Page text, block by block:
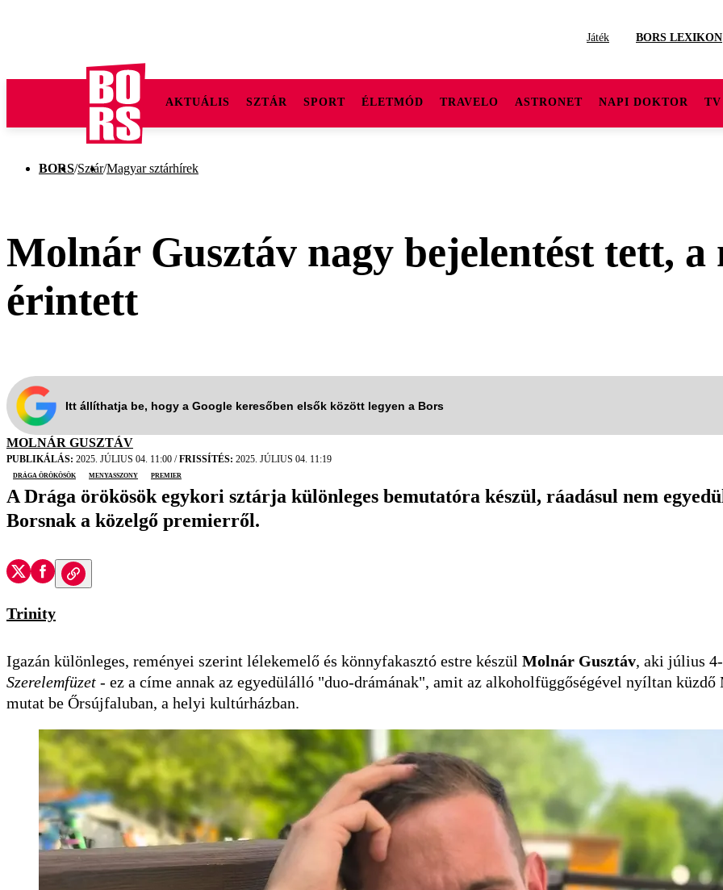
Játék BORS LEXIKON
AKTUÁLIS SZTÁR SPORT ÉLETMÓD TRAVELO ASTRONET NAPI DOKTOR TV
BORS/Sztár/Magyar sztárhírek
Molnár Gusztáv nagy bejelentést tett, a
érintett
Itt állíthatja be, hogy a Google keresőben elsők között legyen a Bors
MOLNÁR GUSZTÁV
PUBLIKÁLÁS: 2025. JÚLIUS 04. 11:00 /FRISSÍTÉS: 2025. JÚLIUS 04. 11:19
Drága örökösök
menyasszony premier
A Drága örökösök egykori sztárja különleges bemutatóra készül, ráadásul nem
Borsnak a közelgő premierről.
Trinity
Igazán különleges, reményei szerint lélekemelő és könnyfakasztó estre készül Molnár Gusztáv, aki július
Szerelemfüzet - ez a címe annak az egyedülálló "duo-drámának", amit az alkoholfüggőségével nyíltan küzdő
mutat be Őrsújfaluban, a helyi kultúrházban.